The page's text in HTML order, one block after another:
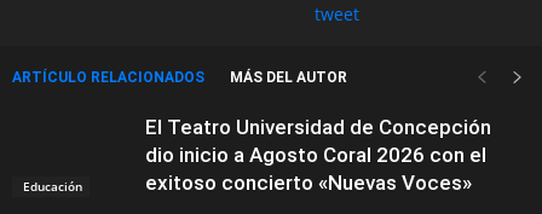
tweet
ARTÍCULO RELACIONADOS MÁS DEL AUTOR
Educación
El Teatro Universidad de Concepción
dio inicio a Agosto Coral 2026 con el
exitoso concierto «Nuevas Voces»